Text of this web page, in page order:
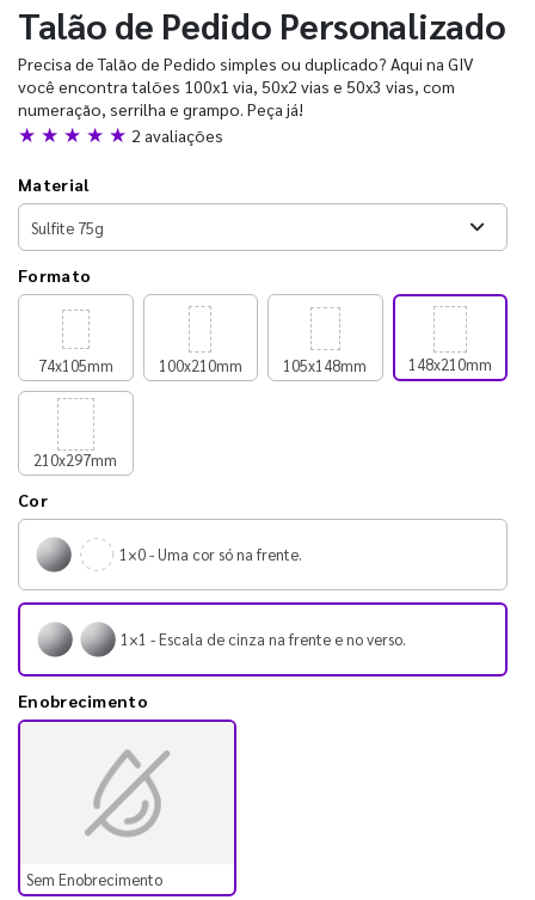
Talão de Pedido Personalizado
Precisa de Talão de Pedido simples ou duplicado? Aqui na GIV
você encontra talões 100x1 via, 50x2 vias e 50x3 vias, com
numeração, serrilha e grampo. Peça já!
★ ★ ★ ★ ★ 2 avaliações
Material
Formato
74x105mm 100x210mm 105x148mm 148x210mm
210x297mm
Cor
1×0 - Uma cor só na frente.
1×1 - Escala de cinza na frente e no verso.
Enobrecimento
Sem Enobrecimento